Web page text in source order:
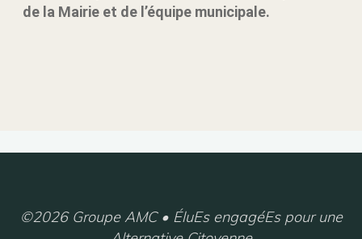
de la Mairie et de l’équipe municipale.
©2026 Groupe AMC • ÉluEs engagéEs pour une